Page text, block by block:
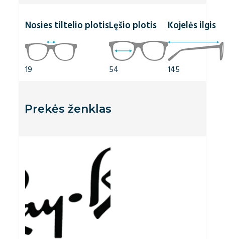
Nosies tiltelio plotis
19
Lęšio plotis
54
Kojelės ilgis
145
Prekės ženklas